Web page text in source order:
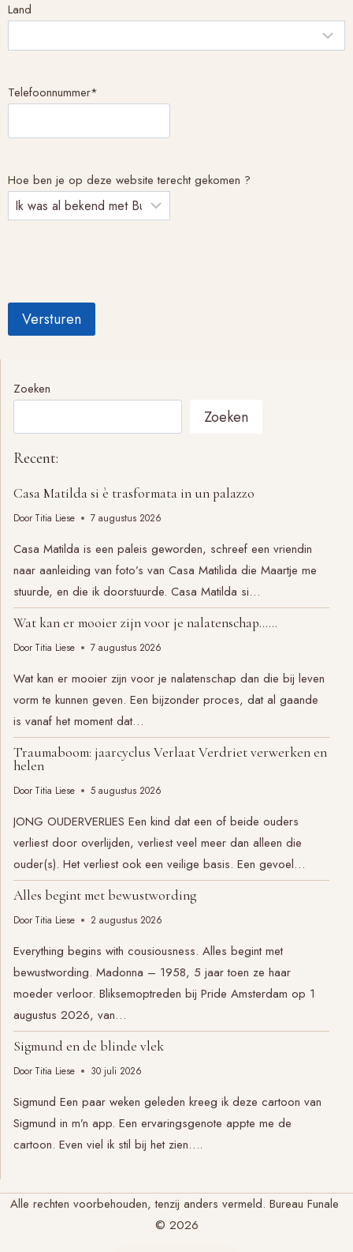
Land
Telefoonnummer*
Hoe ben je op deze website terecht gekomen ?
Zoeken
Zoeken
Recent:
Casa Matilda si è trasformata in un palazzo
Door Titia Liese 7 augustus 2026
Casa Matilda is een paleis geworden, schreef een vriendin
naar aanleiding van foto’s van Casa Matilida die Maartje me
stuurde, en die ik doorstuurde. Casa Matilda si…
Wat kan er mooier zijn voor je nalatenschap……
Door Titia Liese 7 augustus 2026
Wat kan er mooier zijn voor je nalatenschap dan die bij leven
vorm te kunnen geven. Een bijzonder proces, dat al gaande
is vanaf het moment dat…
Traumaboom: jaarcyclus Verlaat Verdriet verwerken en
helen
Door Titia Liese 5 augustus 2026
JONG OUDERVERLIES Een kind dat een of beide ouders
verliest door overlijden, verliest veel meer dan alleen die
ouder(s). Het verliest ook een veilige basis. Een gevoel…
Alles begint met bewustwording
Door Titia Liese 2 augustus 2026
Everything begins with cousiousness. Alles begint met
bewustwording. Madonna – 1958, 5 jaar toen ze haar
moeder verloor. Bliksemoptreden bij Pride Amsterdam op 1
augustus 2026, van…
Sigmund en de blinde vlek
Door Titia Liese 30 juli 2026
Sigmund Een paar weken geleden kreeg ik deze cartoon van
Sigmund in m’n app. Een ervaringsgenote appte me de
cartoon. Even viel ik stil bij het zien….
Alle rechten voorbehouden, tenzij anders vermeld. Bureau Funale
© 2026